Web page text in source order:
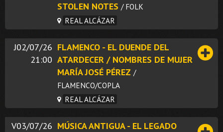
STOLEN NOTES / FOLK
REAL ALCÁZAR
J02/07/26
21:00
FLAMENCO - EL DUENDE DEL
ATARDECER / NOMBRES DE MUJER
MARÍA JOSÉ PÉREZ /
FLAMENCO/COPLA
REAL ALCÁZAR
V03/07/26 MÚSICA ANTIGUA - EL LEGADO